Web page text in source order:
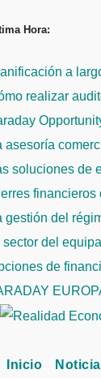
al
Hora:
a
realizar
asesoría
soluciones de
financieros
gestión del
sector del
de
Inicio